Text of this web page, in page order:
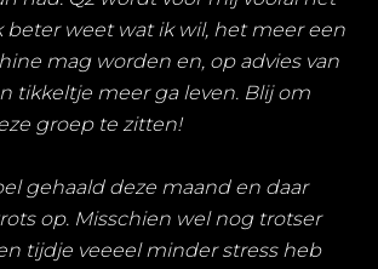
beter weet wat ik wil, het meer een
mag worden en, op advies van
tikkeltje meer ga leven. Blij om
groep te zitten!
gehaald deze maand en daar
op. Misschien wel nog trotser
tijdje veeeel minder stress heb